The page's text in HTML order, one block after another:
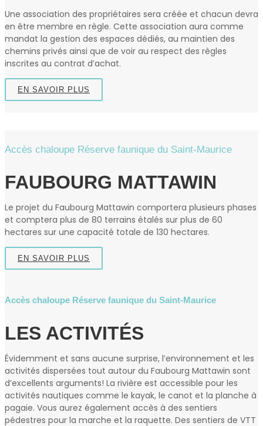
Une association des propriétaires sera créée et chacun devra
en être membre en règle. Cette association aura comme
mandat la gestion des espaces dédiés, au maintien des
chemins privés ainsi que de voir au respect des règles
inscrites au contrat d’achat.
EN SAVOIR PLUS
Accès chaloupe Réserve faunique du Saint‑Maurice
FAUBOURG MATTAWIN
Le projet du Faubourg Mattawin comportera plusieurs phases
et comptera plus de 80 terrains étalés sur plus de 60
hectares sur une capacité totale de 130 hectares.
EN SAVOIR PLUS
Accès chaloupe Réserve faunique du Saint‑Maurice
LES ACTIVITÉS
Évidemment et sans aucune surprise, l’environnement et les
activités dispersées tout autour du Faubourg Mattawin sont
d’excellents arguments! La rivière est accessible pour les
activités nautiques comme le kayak, le canot et la planche à
pagaie. Vous aurez également accès à des sentiers
pédestres pour la marche et la raquette. Des sentiers de VTT